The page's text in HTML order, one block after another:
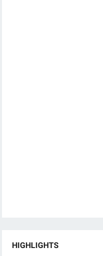
HIGHLIGHTS